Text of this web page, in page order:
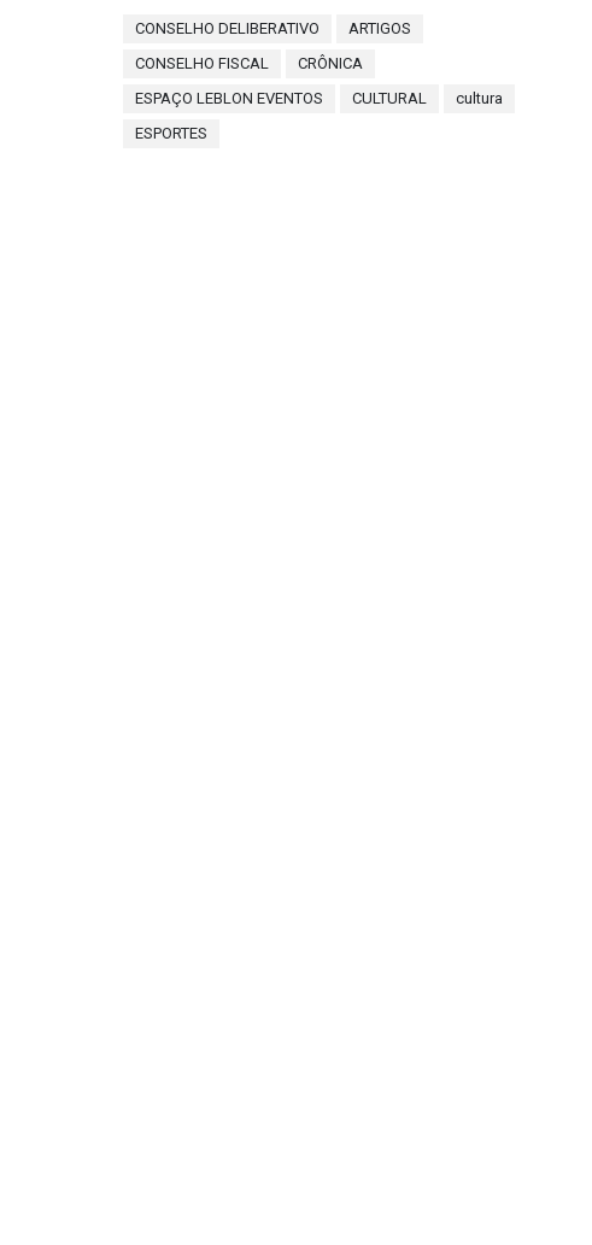
CONSELHO DELIBERATIVO
ARTIGOS
CONSELHO FISCAL
CRÔNICA
ESPAÇO LEBLON EVENTOS
CULTURAL
cultura
ESPORTES